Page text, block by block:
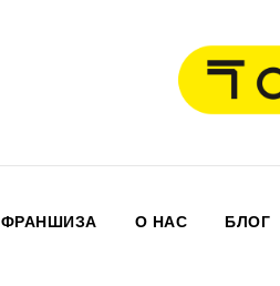
ФРАНШИЗА О НАС БЛОГ